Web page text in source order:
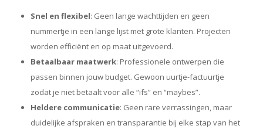
Snel en flexibel: Geen lange wachttijden en geen
nummertje in een lange lijst met grote klanten. Projecten
worden efficiënt en op maat uitgevoerd.
Betaalbaar maatwerk: Professionele ontwerpen die
passen binnen jouw budget. Gewoon uurtje-factuurtje
zodat je niet betaalt voor alle “ifs” en “maybes”.
Heldere communicatie: Geen rare verrassingen, maar
duidelijke afspraken en transparantie bij elke stap van het